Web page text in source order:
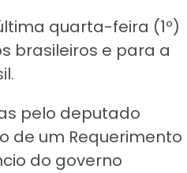
quarta-feira (1º)
brasileiros e para a
pelo deputado
de um Requerimento
do governo